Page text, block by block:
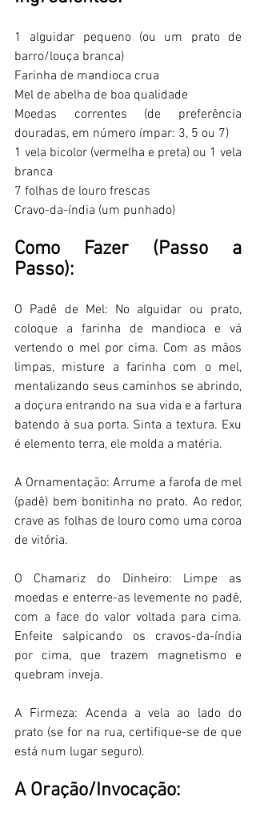
1 alguidar pequeno (ou um prato de
barro/louça branca)
Farinha de mandioca crua
Mel de abelha de boa qualidade
Moedas correntes (de preferência
douradas, em número ímpar: 3, 5 ou 7)
1 vela bicolor (vermelha e preta) ou 1 vela
branca
7 folhas de louro frescas
Cravo-da-índia (um punhado)
Como Fazer (Passo a
Passo):
O Padê de Mel: No alguidar ou prato,
coloque a farinha de mandioca e vá
vertendo o mel por cima. Com as mãos
limpas, misture a farinha com o mel,
mentalizando seus caminhos se abrindo,
a doçura entrando na sua vida e a fartura
batendo à sua porta. Sinta a textura. Exu
é elemento terra, ele molda a matéria.
A Ornamentação: Arrume a farofa de mel
(padê) bem bonitinha no prato. Ao redor,
crave as folhas de louro como uma coroa
de vitória.
O Chamariz do Dinheiro: Limpe as
moedas e enterre-as levemente no padê,
com a face do valor voltada para cima.
Enfeite salpicando os cravos-da-índia
por cima, que trazem magnetismo e
quebram inveja.
A Firmeza: Acenda a vela ao lado do
prato (se for na rua, certifique-se de que
está num lugar seguro).
A Oração/Invocação: